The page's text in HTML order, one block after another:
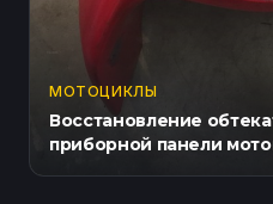
МОТОЦИКЛЫ
Восстановление
приборной панели